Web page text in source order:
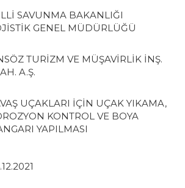
SAVUNMA BAKANLIĞI
GENEL MÜDÜRLÜĞÜ
TURİZM VE MÜŞAVİRLİK İNŞ.
A.Ş.
UÇAKLARI İÇİN UÇAK YIKAMA,
KONTROL VE BOYA
YAPILMASI